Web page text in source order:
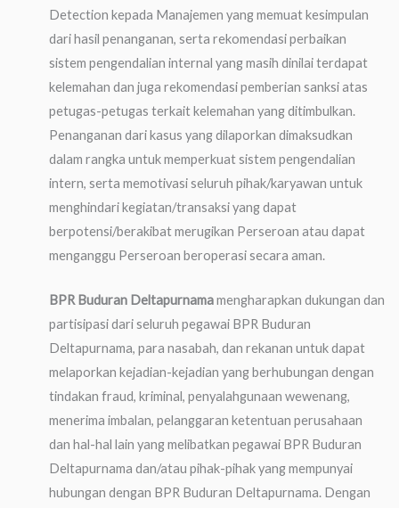
Detection kepada Manajemen yang memuat kesimpulan
dari hasil penanganan, serta rekomendasi perbaikan
sistem pengendalian internal yang masih dinilai terdapat
kelemahan dan juga rekomendasi pemberian sanksi atas
petugas-petugas terkait kelemahan yang ditimbulkan.
Penanganan dari kasus yang dilaporkan dimaksudkan
dalam rangka untuk memperkuat sistem pengendalian
intern, serta memotivasi seluruh pihak/karyawan untuk
menghindari kegiatan/transaksi yang dapat
berpotensi/berakibat merugikan Perseroan atau dapat
menganggu Perseroan beroperasi secara aman.
BPR Buduran Deltapurnamamengharapkan dukungan dan
partisipasi dari seluruh pegawai BPR Buduran
Deltapurnama, para nasabah, dan rekanan untuk dapat
melaporkan kejadian-kejadian yang berhubungan dengan
tindakan fraud, kriminal, penyalahgunaan wewenang,
menerima imbalan, pelanggaran ketentuan perusahaan
dan hal-hal lain yang melibatkan pegawai BPR Buduran
Deltapurnama dan/atau pihak-pihak yang mempunyai
hubungan dengan BPR Buduran Deltapurnama. Dengan